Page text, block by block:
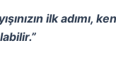
ilk adımı,